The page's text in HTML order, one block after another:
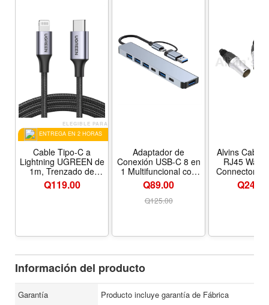
ELEGIBLE PARA
ENTREGA EN 2 HORAS
Cable Tipo-C a
Lightning UGREEN de
1m, Trenzado de
Aluminio con
Certificación MFi
Q119.00
Adaptador de
Conexión USB-C 8 en
1 Multifuncional con
Lector de Tarjetas y
Múltiples Puertos
Q89.00
Q125.00
Alvins
RJ45
Connector
Ethernet
RJ45
Q
Información del producto
Garantía Producto incluye garantía de Fábrica